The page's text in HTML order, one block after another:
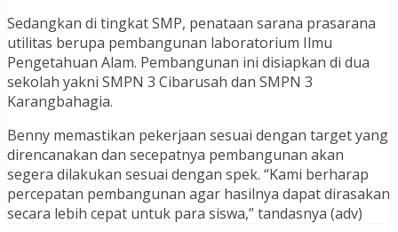
Sedangkan di tingkat SMP, penataan sarana prasarana
utilitas berupa pembangunan laboratorium Ilmu
Pengetahuan Alam. Pembangunan ini disiapkan di dua
sekolah yakni SMPN 3 Cibarusah dan SMPN 3
Karangbahagia.
Benny memastikan pekerjaan sesuai dengan target yang
direncanakan dan secepatnya pembangunan akan
segera dilakukan sesuai dengan spek. “Kami berharap
percepatan pembangunan agar hasilnya dapat dirasakan
secara lebih cepat untuk para siswa,” tandasnya (adv)